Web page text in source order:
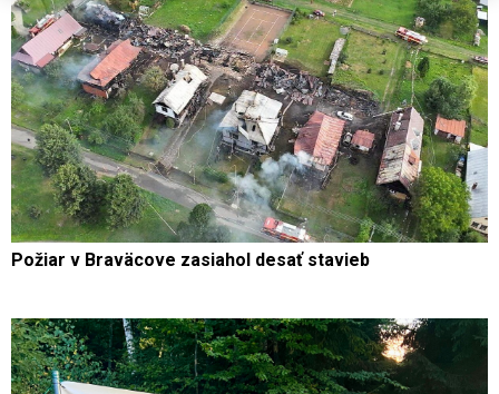
Požiar v Braväcove zasiahol desať stavieb